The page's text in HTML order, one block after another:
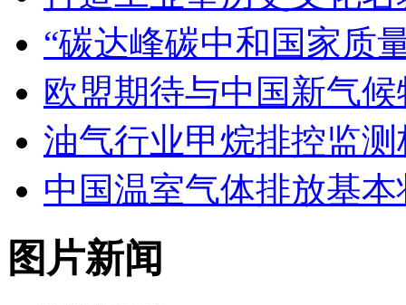
“碳达峰碳中和国家质
欧盟期待与中国新气
油气行业甲烷排控监
中国温室气体排放基
图片新闻